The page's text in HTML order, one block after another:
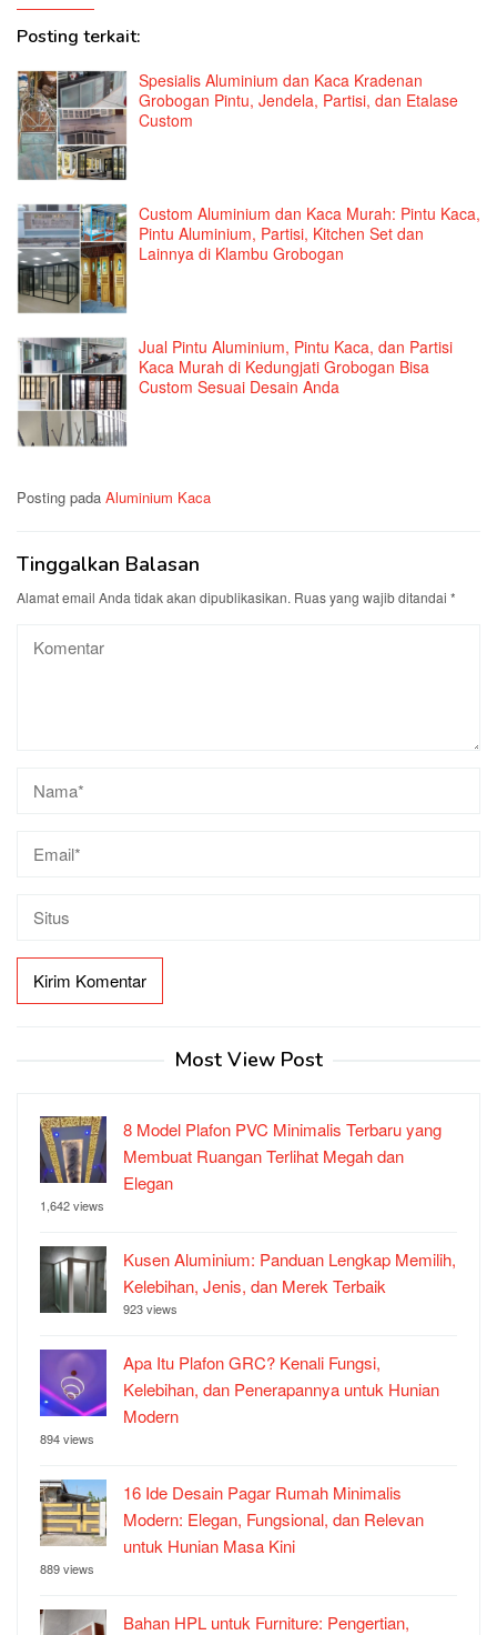
Posting terkait:
Spesialis Aluminium dan Kaca Kradenan
Grobogan Pintu, Jendela, Partisi, dan Etalase
Custom
Custom Aluminium dan Kaca Murah: Pintu Kaca,
Pintu Aluminium, Partisi, Kitchen Set dan
Lainnya di Klambu Grobogan
Jual Pintu Aluminium, Pintu Kaca, dan Partisi
Kaca Murah di Kedungjati Grobogan Bisa
Custom Sesuai Desain Anda
Posting pada Aluminium Kaca
Tinggalkan Balasan
Alamat email Anda tidak akan dipublikasikan. Ruas yang wajib ditandai *
Most View Post
8 Model Plafon PVC Minimalis Terbaru yang
Membuat Ruangan Terlihat Megah dan
Elegan
1,642 views
Kusen Aluminium: Panduan Lengkap Memilih,
Kelebihan, Jenis, dan Merek Terbaik
923 views
Apa Itu Plafon GRC? Kenali Fungsi,
Kelebihan, dan Penerapannya untuk Hunian
Modern
894 views
16 Ide Desain Pagar Rumah Minimalis
Modern: Elegan, Fungsional, dan Relevan
untuk Hunian Masa Kini
889 views
Bahan HPL untuk Furniture: Pengertian,